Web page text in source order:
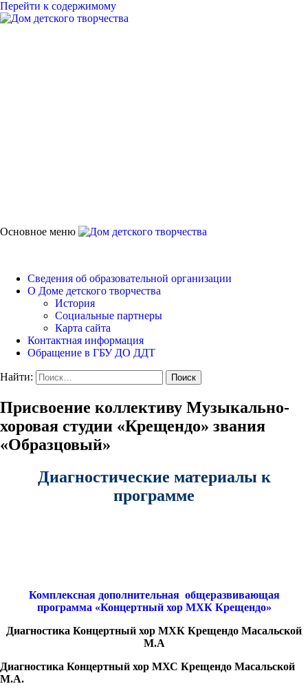
Перейти к содержимому
Основное меню
Сведения об образовательной организации
О Доме детского творчества
История
Социальные партнеры
Карта сайта
Контактная информация
Обращение в ГБУ ДО ДДТ
Найти:
Присвоение коллективу Музыкально-
хоровая студии «Крещендо» звания
«Образцовый»
Диагностические материалы к
программе
Комплексная дополнительная общеразвивающая
программа «Концертный хор МХК Крещендо»
Диагностика Концертный хор МХК Крещендо Масальской
М.А
Диагностика Концертный хор МХС Крещендо Масальской
М.А.